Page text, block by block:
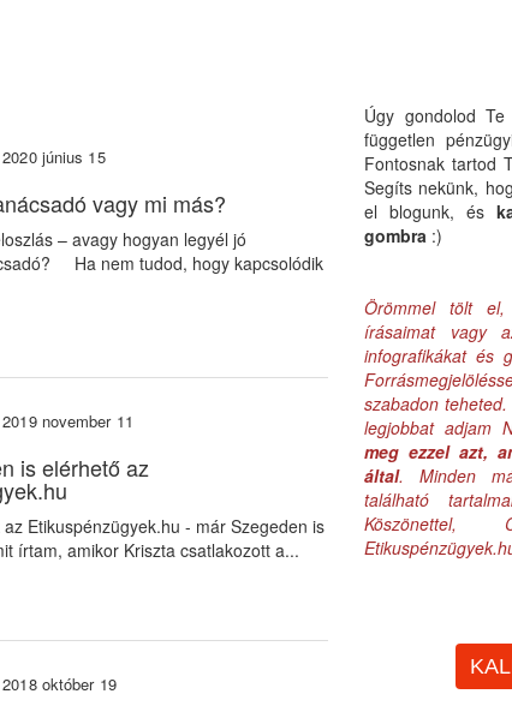
június 15
vagy mi más?
– avagy hogyan legyél jó
Ha nem tudod, hogy kapcsolódik
november 11
is elérhető az
Etikuspénzügyek.hu - már Szegeden is
amikor Kriszta csatlakozott a...
október 19
Úgy gondolod
független
Fontosnak tartod
Segíts nekünk,
el blogunk, és
gombra :)
Örömmel tölt
írásaimat vagy
infografikákat és
szabadon
legjobbat adjam
meg ezzel azt,
által. Minden
található
Köszönettel,